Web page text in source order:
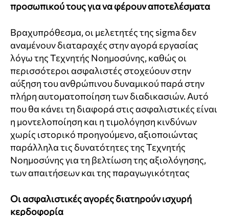
προσωπικού τους για να φέρουν αποτελέσματα
Βραχυπρόθεσμα, οι μελετητές της sigmaδεν
αναμένουν διαταραχές στην αγορά εργασίας
λόγω της Τεχνητής Νοημοσύνης, καθώς οι
περισσότεροι ασφαλιστές στοχεύουν στην
αύξηση του ανθρώπινου δυναμικού παρά στην
πλήρη αυτοματοποίηση των διαδικασιών. Αυτό
που θα κάνει τη διαφορά στις ασφαλιστικές είναι
η μοντελοποίηση και η τιμολόγηση κινδύνων
χωρίς ιστορικό προηγούμενο, αξιοποιώντας
παράλληλα τις δυνατότητες της Τεχνητής
Νοημοσύνης για τη βελτίωση της αξιολόγησης,
των απαιτήσεων και της παραγωγικότητας
Οι ασφαλιστικές αγορές διατηρούν ισχυρή
κερδοφορία